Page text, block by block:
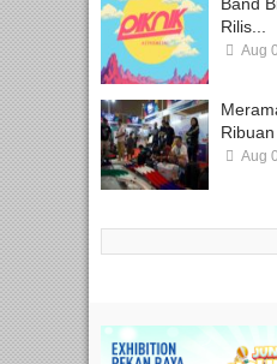
Rilis...
Aug
Ribuan
Aug